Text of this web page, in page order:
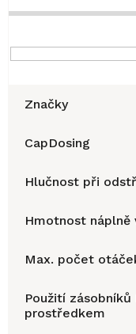
Značky
CapDosing
Hlučnost při
Hmotnost náplně
Max. počet
Použití
prostředkem